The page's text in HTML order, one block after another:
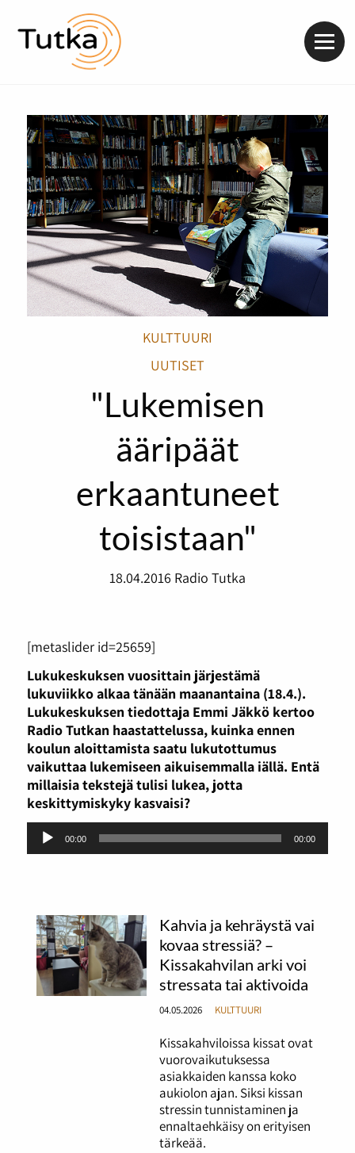
KULTTUURI
UUTISET
"Lukemisen
ääripäät
erkaantuneet
toisistaan"
18.04.2016 Radio Tutka
[metaslider id=25659]
Lukukeskuksen vuosittain järjestämä
lukuviikko alkaa tänään maanantaina (18.4.).
Lukukeskuksen tiedottaja Emmi Jäkkö kertoo
Radio Tutkan haastattelussa, kuinka ennen
koulun aloittamista saatu lukutottumus
vaikuttaa lukemiseen aikuisemmalla iällä. Entä
millaisia tekstejä tulisi lukea, jotta
keskittymiskyky kasvaisi?
Äänitoistin
00:00 00:00
Kahvia ja kehräystä vai
kovaa stressiä? –
Kissakahvilan arki voi
stressata tai aktivoida
04.05.2026 KULTTUURI
Kissakahviloissa kissat ovat
vuorovaikutuksessa
asiakkaiden kanssa koko
aukiolon ajan. Siksi kissan
stressin tunnistaminen ja
ennaltaehkäisy on erityisen
tärkeää.